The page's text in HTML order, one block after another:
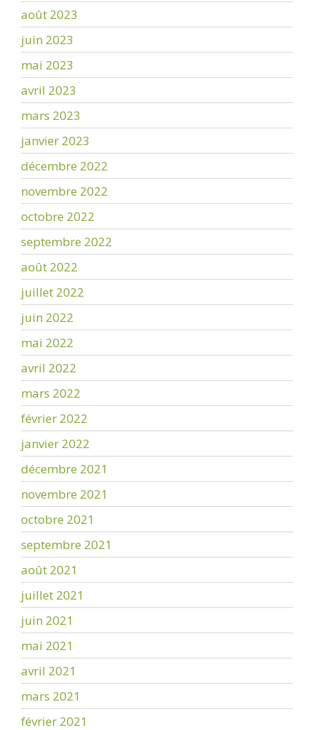
août 2023
juin 2023
mai 2023
avril 2023
mars 2023
janvier 2023
décembre 2022
novembre 2022
octobre 2022
septembre 2022
août 2022
juillet 2022
juin 2022
mai 2022
avril 2022
mars 2022
février 2022
janvier 2022
décembre 2021
novembre 2021
octobre 2021
septembre 2021
août 2021
juillet 2021
juin 2021
mai 2021
avril 2021
mars 2021
février 2021